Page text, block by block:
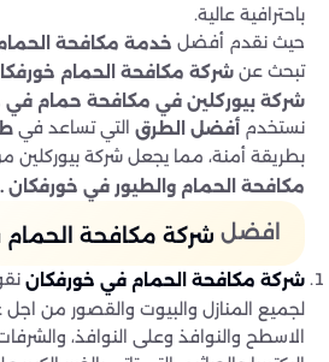
باحترافية عالية.
حيث نقدم أفضل خدمة مكافحة
تبحث عن شركة مكافحة الحمام
شركة بيوركلين في مكافحة حمام في
نستخدم أفضل الطرق التي تساعد في
بطريقة أمنة، مما يجعل شركة بيوركلين
مكافحة الحمام والطيور في خورفكان .
افضل شركة مكافحة
شركة مكافحة الحمام في خورفكان
لجميع المنازل والبيوت والقصور من
الاسطح والنوافذ وعلى النوافذ،